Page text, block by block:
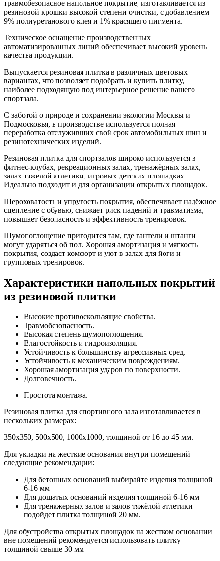
травмобезопасное напольное покрытие, изготавливается из
резиновой крошки высокой степени очистки, с добавлением
9% полиуретанового клея и 1% красящего пигмента.
Техническое оснащение производственных
автоматизированных линий обеспечивает высокий уровень
качества продукции.
Выпускается резиновая плитка в различных цветовых
вариантах, что позволяет подобрать и купить плитку,
наиболее подходящую под интерьерное решение вашего
спортзала.
С заботой о природе и сохранении экологии Москвы и
Подмосковья, в производстве используется полная
переработка отслуживших свой срок автомобильных шин и
резинотехнических изделий.
Резиновая плитка для спортзалов широко используется в
фитнес-клубах, рекреационных залах, тренажёрных залах,
залах тяжелой атлетики, игровых детских площадках.
Идеально подходит и для организации открытых площадок.
Шероховатость и упругость покрытия, обеспечивает надёжное
сцепление с обувью, снижает риск падений и травматизма,
повышает безопасность и эффективность тренировок.
Шумопоглощение пригодится там, где гантели и штанги
могут ударяться об пол. Хорошая амортизация и мягкость
покрытия, создаст комфорт и уют в залах для йоги и
групповых тренировок.
Характеристики напольных покрытий
из резиновой плитки
Высокие противоскользящие свойства.
Травмобезопасность.
Высокая степень шумопоглощения.
Влагостойкость и гидроизоляция.
Устойчивость к большинству агрессивных сред.
Устойчивость к механическим повреждениям.
Хорошая амортизация ударов по поверхности.
Долговечность.
Простота монтажа.
Резиновая плитка для спортивного зала изготавливается в
нескольких размерах:
350х350, 500х500, 1000х1000, толщиной от 16 до 45 мм.
Для укладки на жесткие основания внутри помещений
следующие рекомендации:
Для бетонных оснований выбирайте изделия толщиной
6-16 мм
Для дощатых оснований изделия толщиной 6-16 мм
Для тренажерных залов и залов тяжёлой атлетики
подойдет плитка толщиной 20 мм.
Для обустройства открытых площадок на жестком основании
вне помещений рекомендуется использовать плитку
толщиной свыше 30 мм